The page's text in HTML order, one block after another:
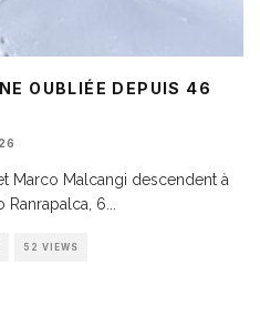
OUBLIÉE DEPUIS 46
Marco Malcangi descendent à
Ranrapalca, 6
52 VIEWS